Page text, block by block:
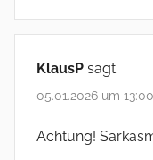
KlausP sagt:
05.01.2026 um
Achtung!